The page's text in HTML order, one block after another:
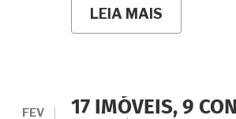
LEIA MAIS
PAIS
SÃO
FEV
17 IMÓVEIS, 9